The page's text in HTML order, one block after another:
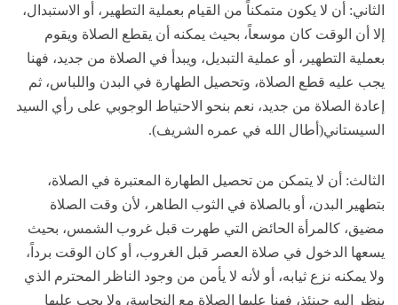
الثاني: أن لا يكون متمكناً من القيام بعملية التطهير، أو الاستبدال،
إلا أن الوقت كان موسعاً، بحيث يمكنه أن يقطع الصلاة ويقوم
بعملية التطهير، أو عملية التبديل، ويبدأ في الصلاة من جديد، فهنا
يجب عليه قطع الصلاة، وتحصيل الطهارة في البدن واللباس، ثم
إعادة الصلاة من جديد، نعم بنحو الاحتياط الوجوبي على رأي السيد
السيستاني(أطال الله في عمره الشريف).
الثالث: أن لا يتمكن من تحصيل الطهارة المعتبرة في الصلاة،
بتطهير البدن، أو بالصلاة في الثوب الطاهر، لأن وقت الصلاة
مضيق، كالمرأة الحائض التي طهرت قبل غروب الشمس، بحيث
يسعها الدخول في صلاة العصر قبل الغروب، أو كان الوقت برداً،
ولا يمكنه نزع ثيابه، أو لأنه لا يأمن من وجود الناظر المحترم الذي
ينظر إليه حينئذٍ، فهنا عليها الصلاة مع النجاسة، ولا يجب عليها